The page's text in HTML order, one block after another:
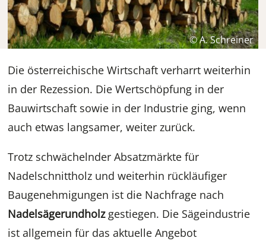
© A. Schreiner
Die österreichische Wirtschaft verharrt weiterhin
in der Rezession. Die Wertschöpfung in der
Bauwirtschaft sowie in der Industrie ging, wenn
auch etwas langsamer, weiter zurück.
Trotz schwächelnder Absatzmärkte für
Nadelschnittholz und weiterhin rückläufiger
Baugenehmigungen ist die Nachfrage nach
Nadelsägerundholzgestiegen. Die Sägeindustrie
ist allgemein für das aktuelle Angebot